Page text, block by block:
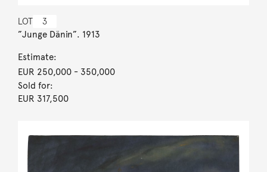
LOT 3
”Junge Dänin”. 1913
Estimate:
EUR 250,000- 350,000
Sold for:
EUR 317,500